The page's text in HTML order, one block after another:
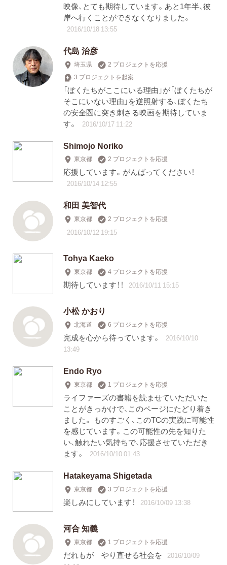
映像、とても期待しています。あと1年半、彼
岸へ行くことができなくなりました。
2016/10/18 13:55
代島 治彦
埼玉県
2 プロジェクトを応援
3 プロジェクトを起案
「ぼくたちがここにいる理由」が「ぼくたちが
そこにいない理由」を逆照射する、ぼくたち
の安全圏に突き刺さる映画を期待していま
す。
2016/10/17 11:22
Shimojo Noriko
東京都 2 プロジェクトを応援
応援しています。がんばってください！
2016/10/14 12:55
和田 美智代
東京都 2 プロジェクトを応援
2016/10/12 19:15
Tohya Kaeko
東京都 4 プロジェクトを応援
期待しています！！ 2016/10/11 15:15
小松 かおり
北海道 6 プロジェクトを応援
完成を心から待っています。
2016/10/10
13:49
Endo Ryo
東京都 1 プロジェクトを応援
ライファーズの書籍を読ませていただいた
ことがきっかけで、このページにたどり着き
ました。 ものすごく、このTCの実践に可能性
を感じています。この可能性の先を知りた
い、触れたい気持ちで、応援させていただき
ます。
2016/10/10 01:43
Hatakeyama Shigetada
東京都 3 プロジェクトを応援
楽しみにしています！ 2016/10/09 13:38
河合 知義
東京都 1 プロジェクトを応援
だれもが やり直せる社会を
2016/10/09